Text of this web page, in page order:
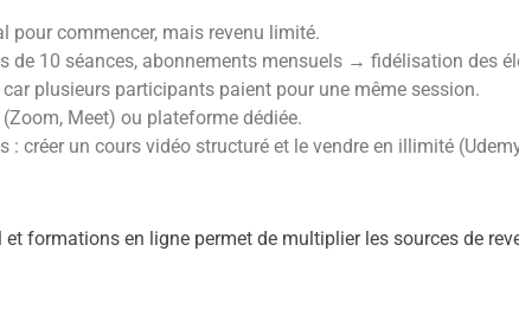
pour commencer, mais revenu limité.
de 10 séances, abonnements mensuels → fidélisation des
plusieurs participants paient pour une même session.
Meet) ou plateforme dédiée.
: créer un cours vidéo structuré et le vendre en illimité
formations en ligne permet de multiplier les sources de